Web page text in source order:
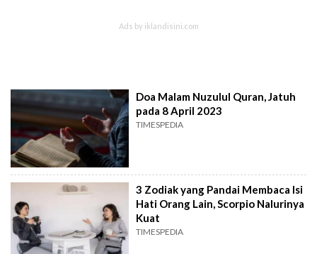
Doa Malam Nuzulul Quran, Jatuh
pada 8 April 2023
TIMESPEDIA
3 Zodiak yang Pandai Membaca Isi
Hati Orang Lain, Scorpio Nalurinya
Kuat
TIMESPEDIA